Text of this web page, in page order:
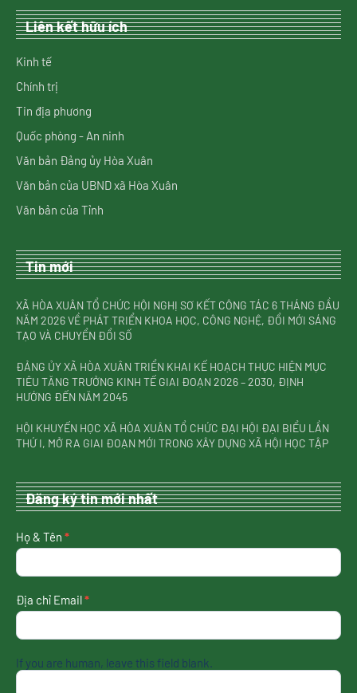
Liên kết hữu ích
Kinh tế
Chính trị
Tin địa phương
Quốc phòng - An ninh
Văn bản Đảng ủy Hòa Xuân
Văn bản của UBND xã Hòa Xuân
Văn bản của Tỉnh
Tin mới
XÃ HÒA XUÂN TỔ CHỨC HỘI NGHỊ SƠ KẾT CÔNG TÁC 6 THÁNG ĐẦU
NĂM 2026 VỀ PHÁT TRIỂN KHOA HỌC, CÔNG NGHỆ, ĐỔI MỚI SÁNG
TẠO VÀ CHUYỂN ĐỔI SỐ
ĐẢNG ỦY XÃ HÒA XUÂN TRIỂN KHAI KẾ HOẠCH THỰC HIỆN MỤC
TIÊU TĂNG TRƯỞNG KINH TẾ GIAI ĐOẠN 2026 – 2030, ĐỊNH
HƯỚNG ĐẾN NĂM 2045
HỘI KHUYẾN HỌC XÃ HÒA XUÂN TỔ CHỨC ĐẠI HỘI ĐẠI BIỂU LẦN
THỨ I, MỞ RA GIAI ĐOẠN MỚI TRONG XÂY DỰNG XÃ HỘI HỌC TẬP
Đăng ký tin mới nhất
nhận
tin
nhất
Họ & Tên *
Địa chỉ Email*
If you are human, leave this field blank.